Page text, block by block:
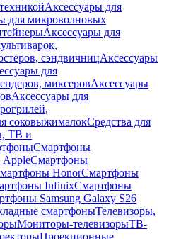
Аксессуары для
для микроволновых
Аксессуары для
сэндвичницАксессуары
для
миксеровАксессуары
Аксессуары для
соковыжималокСредства для
ТВ и
Смартфоны
Смартфоны
HonorСмартфоны
InfinixСмартфоны
Samsung Galaxy S26
смартфоныТелевизоры,
Мониторы-телевизорыТВ-
Проекционные